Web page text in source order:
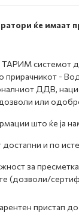
ќе
ТАРИМ системот
-
ДДВ,
или
што ќе ја
и по
за
(дозволи/
пристап